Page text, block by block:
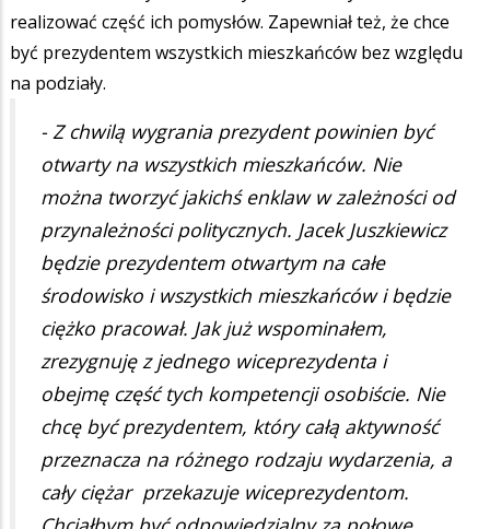
realizować część ich pomysłów. Zapewniał też, że chce
być prezydentem wszystkich mieszkańców bez względu
na podziały.
- Z chwilą wygrania prezydent powinien być
otwarty na wszystkich mieszkańców. Nie
można tworzyć jakichś enklaw w zależności od
przynależności politycznych. Jacek Juszkiewicz
będzie prezydentem otwartym na całe
środowisko i wszystkich mieszkańców i będzie
ciężko pracował. Jak już wspominałem,
zrezygnuję z jednego wiceprezydenta i
obejmę część tych kompetencji osobiście. Nie
chcę być prezydentem, który całą aktywność
przeznacza na różnego rodzaju wydarzenia, a
cały ciężar przekazuje wiceprezydentom.